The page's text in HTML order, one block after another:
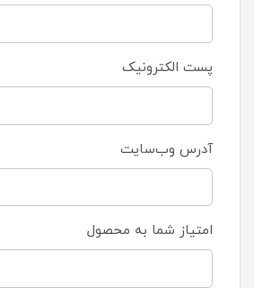
پست الکترونیک
آدرس وب‌سایت
امتیاز شما به محصول